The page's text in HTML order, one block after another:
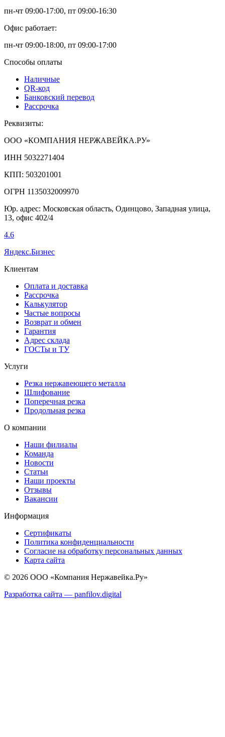
пн-чт 09:00-17:00, пт 09:00-16:30
Офис работает:
пн-чт 09:00-18:00, пт 09:00-17:00
Способы оплаты
Наличные
QR-код
Банковский перевод
Рассрочка
Реквизиты:
ООО «КОМПАНИЯ НЕРЖАВЕЙКА.РУ»
ИНН 5032271404
КПП: 503201001
ОГРН 1135032009970
Юр. адрес: Московская область, Одинцово, Западная улица,
13, офис 402/4
4.6
Яндекс.Бизнес
Клиентам
Оплата и доставка
Рассрочка
Калькулятор
Частые вопросы
Возврат и обмен
Гарантия
Адрес склада
ГОСТы и ТУ
Услуги
Резка нержавеющего металла
Шлифование
Поперечная резка
Продольная резка
О компании
Наши филиалы
Команда
Новости
Статьи
Наши проекты
Отзывы
Вакансии
Информация
Сертификаты
Политика конфиденциальности
Согласие на обработку персональных данных
Карта сайта
© 2026 ООО «Компания Нержавейка.Ру»
Разработка сайта — panfilov.digital